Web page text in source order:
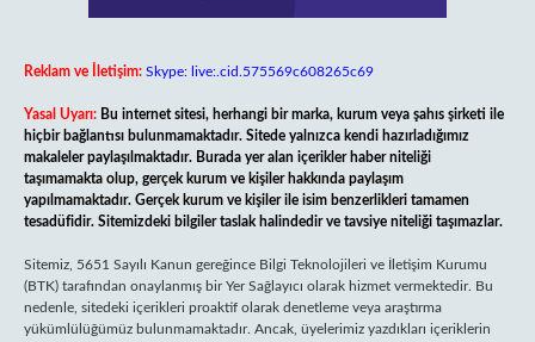
Reklam ve İletişim: Skype: live:.cid.575569c608265c69
Yasal Uyarı: Bu internet sitesi, herhangi bir marka, kurum veya şahıs şirketi ile
hiçbir bağlantısı bulunmamaktadır. Sitede yalnızca kendi hazırladığımız
makaleler paylaşılmaktadır. Burada yer alan içerikler haber niteliği
taşımamakta olup, gerçek kurum ve kişiler hakkında paylaşım
yapılmamaktadır. Gerçek kurum ve kişiler ile isim benzerlikleri tamamen
tesadüfidir. Sitemizdeki bilgiler taslak halindedir ve tavsiye niteliği taşımazlar.
Sitemiz, 5651 Sayılı Kanun gereğince Bilgi Teknolojileri ve İletişim Kurumu
(BTK) tarafından onaylanmış bir Yer Sağlayıcı olarak hizmet vermektedir. Bu
nedenle, sitedeki içerikleri proaktif olarak denetleme veya araştırma
yükümlülüğümüz bulunmamaktadır. Ancak, üyelerimiz yazdıkları içeriklerin